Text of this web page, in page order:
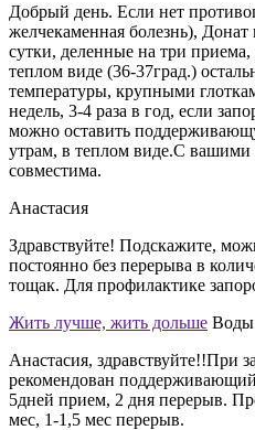
Добрый день. Если нет
желчекаменная болезнь),
сутки, деленные на три
теплом виде (36-37град.)
температуры, крупными
недель, 3-4 раза в год, если
можно оставить
утрам, в теплом виде.С вашими
совместима.
Анастасия
Здравствуйте! Подскажите,
постоянно без перерыва в
тощак. Для профилактике
Жить лучше, жить дольше Воды
Анастасия, здравствуйте!!При
рекомендован
5дней прием, 2 дня перерыв.
мес, 1-1,5 мес перерыв.